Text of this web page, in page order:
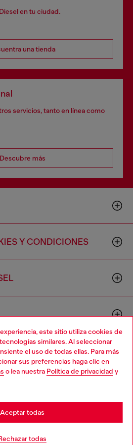
este sitio utiliza cookies de
similares. Al seleccionar
el uso de todas ellas. Para más
sus preferencias haga clic en
o lea nuestra Política de privacidad y
todas
Aceptar todas
en tu ciudad.
una tienda
servicios, tanto en línea como
Descubre más
Y CONDICIONES
- Todos los derechos reservados -
mi información personal